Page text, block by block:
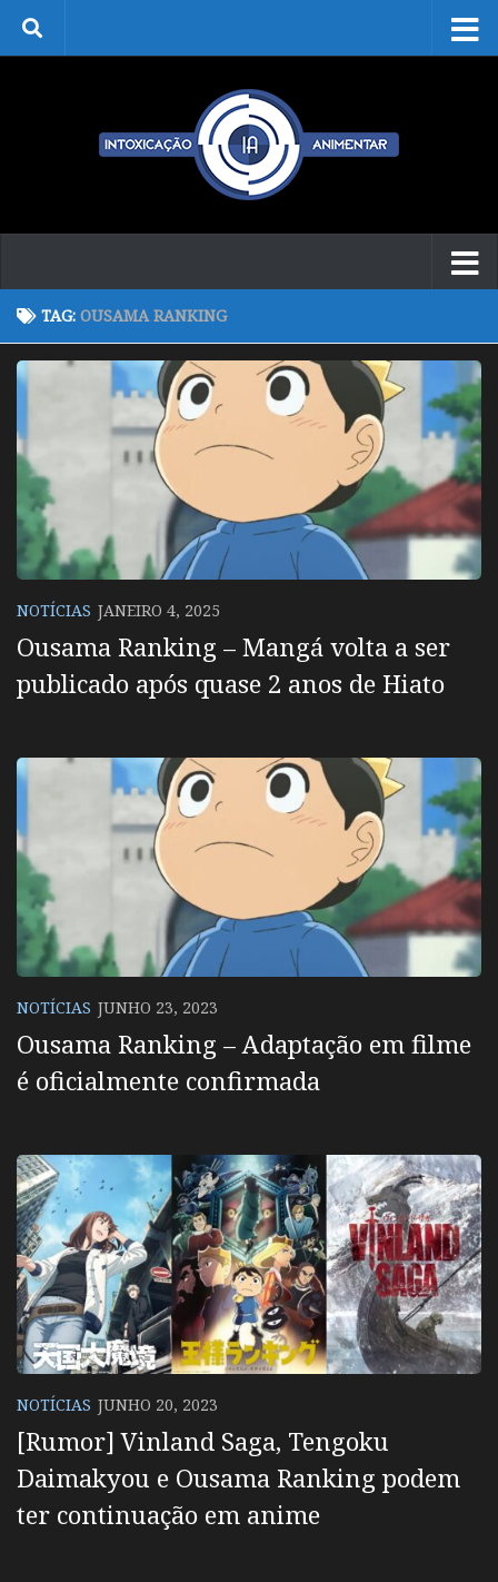
Skip to content
TAG: OUSAMA RANKING
NOTÍCIAS JANEIRO 4, 2025
Ousama Ranking – Mangá volta a ser
publicado após quase 2 anos de Hiato
NOTÍCIAS JUNHO 23, 2023
Ousama Ranking – Adaptação em filme
é oficialmente confirmada
NOTÍCIAS JUNHO 20, 2023
[Rumor] Vinland Saga, Tengoku
Daimakyou e Ousama Ranking podem
ter continuação em anime